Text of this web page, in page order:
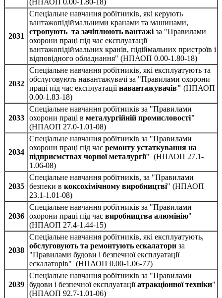
2031
Спеціальне навчання робітників, які керують
вантажопідіймальними кранами та машинами,
стропують та зачіплюють вантажі за "Правилами
охорони праці під час експлуатації
вантажопідіймальних кранів, підіймальних пристроїв і
відповідного обладнання" (НПАОП 0.00-1.80-18)
2032
Спеціальне навчання робітників, які експлуатують та
обслуговують навантажувачі за "Правилами охорони
праці під час експлуатаціїнавантажувачів" (НПАОП
0.00-1.83-18)
2033
Спеціальне навчання робітників за "Правилами
охорони праці в металургійній промисловості"
(НПАОП 27.0-1.01-08)
2034
Спеціальне навчання робітників за "Правилами
охорони праці під час ремонту устаткування на
підприємствах чорної металургії" (НПАОП 27.1-
1.06-08)
2035
Спеціальне навчання робітників, за "Правилами
безпеки в коксохімічному виробництві" (НПАОП
23.1-1.01-08)
2036
Спеціальне навчання робітників за "Правилами
охорони праці під час виробництва алюмінію"
(НПАОП 27.4-1.44-15)
2038
Спеціальне навчання робітників, які експлуатують,
обслуговують та ремонтують ескалатори за
"Правилами будови і безпечної експлуатації
ескалаторів" (НПАОП 0.00-1.06-77)
2039
Спеціальне навчання робітників за "Правилами
будови і безпечної експлуатаціїатракціонної техніки"
(НПАОП 92.7-1.01-06)